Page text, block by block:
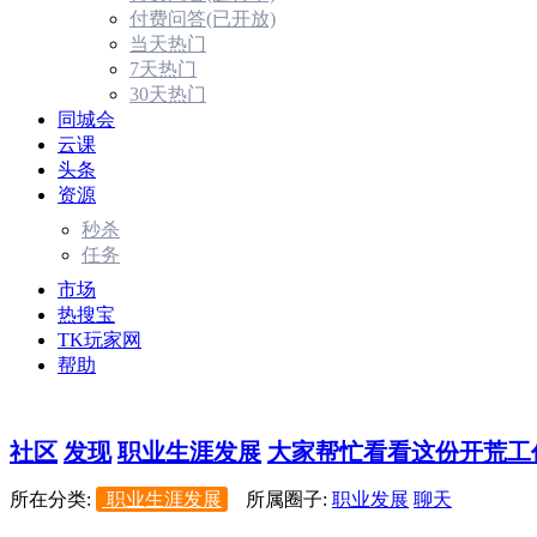
付费问答(已开放)
当天热门
7天热门
30天热门
同城会
云课
头条
资源
秒杀
任务
市场
热搜宝
TK玩家网
帮助
社区 发现 职业生涯发展 大家帮忙看看这份开荒
所在分类: 职业生涯发展 所属圈子: 职业发展 聊天